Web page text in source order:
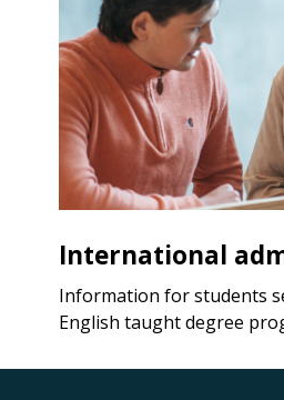
International
Information for students
English taught degree